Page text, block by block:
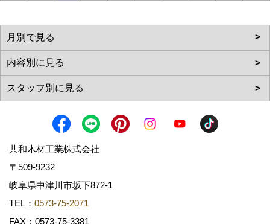
共和木材工業株式会社
〒509-9232
岐阜県中津川市坂下872‐1
TEL： 0573-75-2071
FAX：0573-75-3381